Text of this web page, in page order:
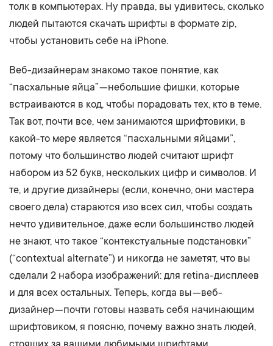
толк в компьютерах. Ну правда, вы удивитесь, сколько
людей пытаются скачать шрифты в формате zip,
чтобы установить себе на iPhone.
Веб-дизайнерам знакомо такое понятие, как
“пасхальные яйца” — небольшие фишки, которые
встраиваются в код, чтобы порадовать тех, кто в теме.
Так вот, почти все, чем занимаются шрифтовики, в
какой-то мере является “пасхальными яйцами”,
потому что большинство людей считают шрифт
набором из 52 букв, нескольких цифр и символов. И
те, и другие дизайнеры (если, конечно, они мастера
своего дела) стараются изо всех сил, чтобы создать
нечто удивительное, даже если большинство людей
не знают, что такое “контекстуальные подстановки”
(“contextual alternate”) и никогда не заметят, что вы
сделали 2 набора изображений: для retina-дисплеев
и для всех остальных. Теперь, когда вы — веб-
дизайнер — почти готовы назвать себя начинающим
шрифтовиком, я поясню, почему важно знать людей,